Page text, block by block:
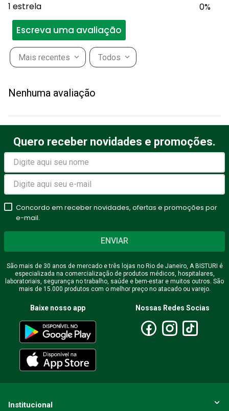
1 estrela 0%
Escreva uma avaliação
Avalie o produto de 1 a 5
estrelas
★★ ★★★
Seu nome
Endereço de email
Escreva uma avaliação
ENVIAR AVALIAÇÃO
Mais recentes Todos
Nenhuma avaliação
Quero receber novidades e promoções.
Concordo em receber novidades, ofertas e promoções por
e-mail.
ENVIAR
São mais de 30 anos de mercado e três lojas no Rio de Janeiro, A BISTURI é
especializada na comercialização de produtos médicos, hospitalares,
laboratoriais, segurança no trabalho, saúde e bem-estar e muitos outros. São
mais de 15.000 produtos com o melhor preço no atacado ou varejo.
Baixe nosso app Nossas Redes Socias
Institucional